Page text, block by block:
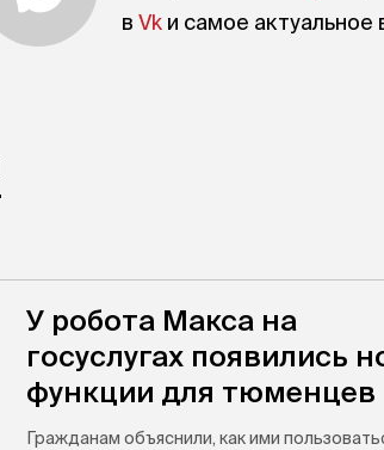
в Vk и самое актуальное
У робота Макса на
госуслугах появились
функции для тюменцев
Гражданам объяснили, как ими